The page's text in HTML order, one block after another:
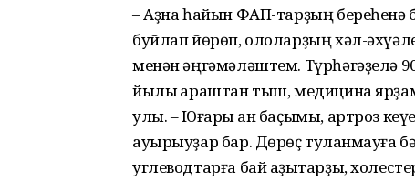
– Аҙна һайын ФАП-тарҙың береһенә
буйлап йөрөп, ололарҙың хәл-
менән әңгәмәләштем. Түрһәгәҙелә
йылы ҡараштан тыш, медицина
улы. – Юғары ҡан баҫымы, артроз
ауырыуҙар бар. Дөрөҫ туҡланмауға
углеводтарға бай аҙыҡтарҙы,